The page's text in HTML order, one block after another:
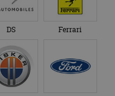
DS Ferrari